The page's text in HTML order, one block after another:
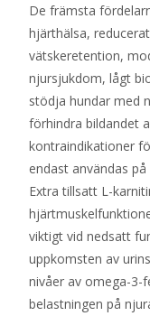
De främsta
hjärthälsa,
vätskeretention,
njursjukdom, lågt
stödja hundar med
förhindra bildandet
kontraindikationer
endast användas
Extra tillsatt L-
viktigt vid nedsatt
uppkomsten av
nivåer av omega-3-
belastningen på